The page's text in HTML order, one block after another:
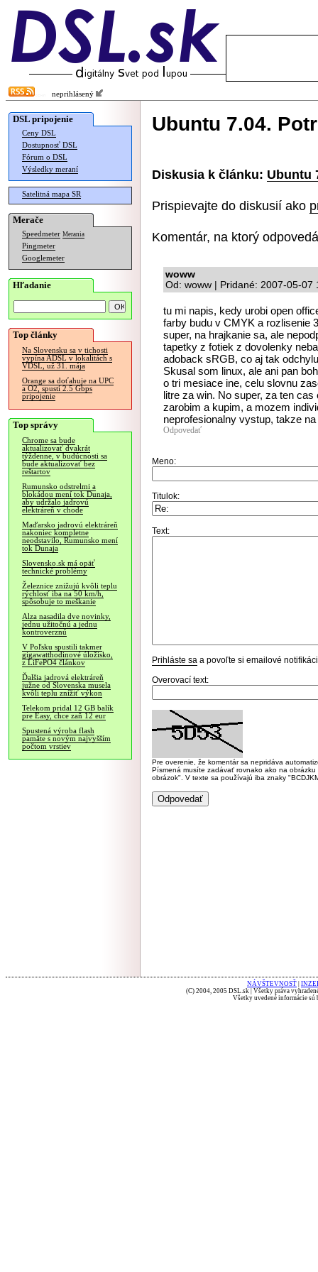
neprihlásený
DSL pripojenie
Ceny DSL
Dostupnosť DSL
Fórum o DSL
Výsledky meraní
Satelitná mapa SR
Merače
Speedmeter Merania
Pingmeter
Googlemeter
Hľadanie
Top články
Na Slovensku sa v tichosti
vypína ADSL v lokalitách s
VDSL, už 31. mája
Orange sa doťahuje na UPC
a O2, spustí 2.5 Gbps
pripojenie
Top správy
Chrome sa bude
aktualizovať dvakrát
týždenne, v budúcnosti sa
bude aktualizovať bez
reštartov
Rumunsko odstrelmi a
blokádou mení tok Dunaja,
aby udržalo jadrovú
elektráreň v chode
Maďarsko jadrovú elektráreň
nakoniec kompletne
neodstavilo, Rumunsko mení
tok Dunaja
Slovensko.sk má opäť
technické problémy
Železnice znižujú kvôli teplu
rýchlosť iba na 50 km/h,
spôsobuje to meškanie
Alza nasadila dve novinky,
jednu užitočnú a jednu
kontroverznú
V Poľsku spustili takmer
gigawatthodinové úložisko,
z LiFePO4 článkov
Ďalšia jadrová elektráreň
južne od Slovenska musela
kvôli teplu znížiť výkon
Telekom pridal 12 GB balík
pre Easy, chce zaň 12 eur
Spustená výroba flash
pamäte s novým najvyšším
počtom vrstiev
Ubuntu 7.04.
Diskusia k článku: Ubuntu
Prispievajte do diskusií ako
Komentár, na ktorý
woww
Od: woww | Pridané: 2007-05-07
tu mi napis, kedy urobi open
farby budu v CMYK a rozlisenie
super, na hrajkanie sa, ale
tapetky z fotiek z dovolenky
adoback sRGB, co aj tak
Skusal som linux, ale ani pan
o tri mesiace ine, celu slovnu
litre za win. No super, za ten
zarobim a kupim, a mozem
neprofesionalny vystup, takze
Odpovedať
Meno:
Titulok:
Text:
Prihláste sa a povoľte si emailové
Overovací text:
Pre overenie, že komentár sa nepridáva
Písmená musíte zadávať rovnako ako na
obrázok". V texte sa používajú iba znaky
NÁVŠTEVNOSŤ
(C) 2004, 2005 DSL.sk | Všetky práva
Všetky uvedené informácie sú